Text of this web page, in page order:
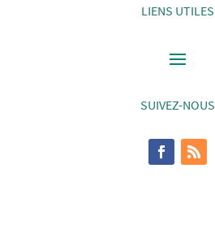
LIENS UTILES
SUIVEZ-NOUS